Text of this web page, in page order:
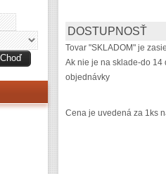
DOSTUPNOSŤ
Tovar "SKLADOM" je
Ak nie je na sklade-do 14
objednávky
Cena je uvedená za 1ks